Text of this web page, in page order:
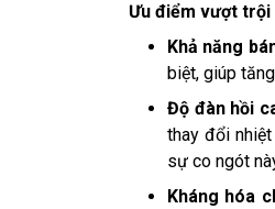
Ưu điểm vượt
Khả năng
biệt, giúp
Độ đàn hồi
thay đổi
sự co ngót
Kháng hóa